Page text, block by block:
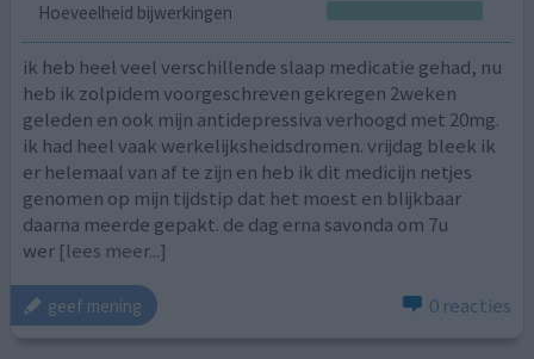
Hoeveelheid bijwerkingen
ik heb heel veel verschillende slaap medicatie gehad, nu
heb ik zolpidem voorgeschreven gekregen 2weken
geleden en ook mijn antidepressiva verhoogd met 20mg.
ik had heel vaak werkelijksheidsdromen. vrijdag bleek ik
er helemaal van af te zijn en heb ik dit medicijn netjes
genomen op mijn tijdstip dat het moest en blijkbaar
daarna meerde gepakt. de dag erna savonda om 7u
wer [lees meer...]
geef mening 0 reacties